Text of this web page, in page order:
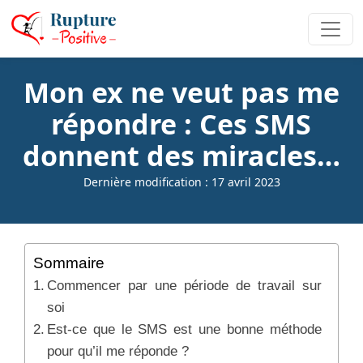
Mon ex ne veut pas me
répondre : Ces SMS
donnent des miracles…
Dernière modification : 17 avril 2023
Sommaire
Commencer par une période de travail sur
soi
Est-ce que le SMS est une bonne méthode
pour qu’il me réponde ?